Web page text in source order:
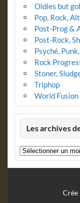
Oldies but
Pop, Rock,
Post-Prog &
Post-Rock,
Psyché,
Rock
Stoner,
Triphop
World Fusion
Les archives
Les
archives
Crée